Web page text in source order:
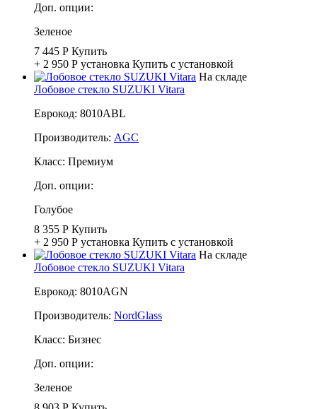
Доп. опции:
Зеленое
7 445 Р Купить
+ 2 950 Р установка Купить с установкой
На складе
Лобовое стекло SUZUKI Vitara
Еврокод: 8010ABL
Производитель: AGC
Класс: Премиум
Доп. опции:
Голубое
8 355 Р Купить
+ 2 950 Р установка Купить с установкой
На складе
Лобовое стекло SUZUKI Vitara
Еврокод: 8010AGN
Производитель: NordGlass
Класс: Бизнес
Доп. опции:
Зеленое